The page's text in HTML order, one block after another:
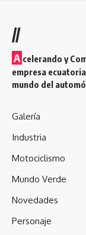
//
A celerando y
empresa
mundo del
Galería
Industria
Motociclismo
Mundo Verde
Novedades
Personaje